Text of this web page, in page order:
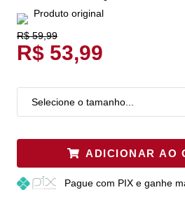
Produto original
R$ 59,99
R$ 53,99
Selecione o tamanho...
ADICIONAR AO
Pague com PIX e ganhe